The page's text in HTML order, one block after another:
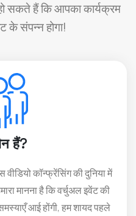
सकते हैं कि आपका कार्यक्रम
के संपन्न होगा!
हैं?
वीडियो कॉन्फ्रेंसिंग की दुनिया में
मानना है कि वर्चुअल इवेंट की
आई होंगी, हम शायद पहले